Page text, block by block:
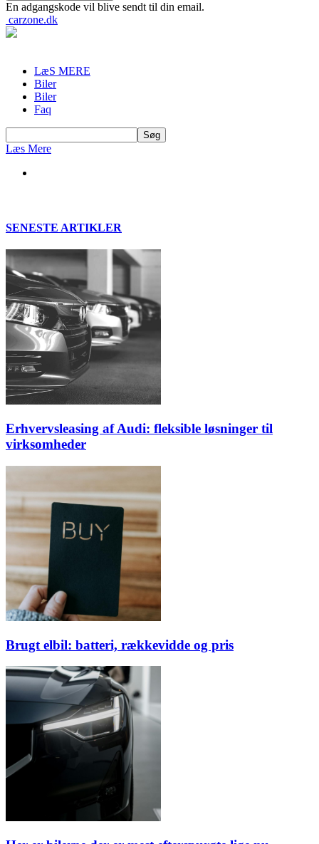
En adgangskode vil blive sendt til din email.
carzone.dk
LæS MERE
Biler
Biler
Faq
Læs Mere
SENESTE ARTIKLER
Erhvervsleasing af Audi: fleksible løsninger til
virksomheder
Brugt elbil: batteri, rækkevidde og pris